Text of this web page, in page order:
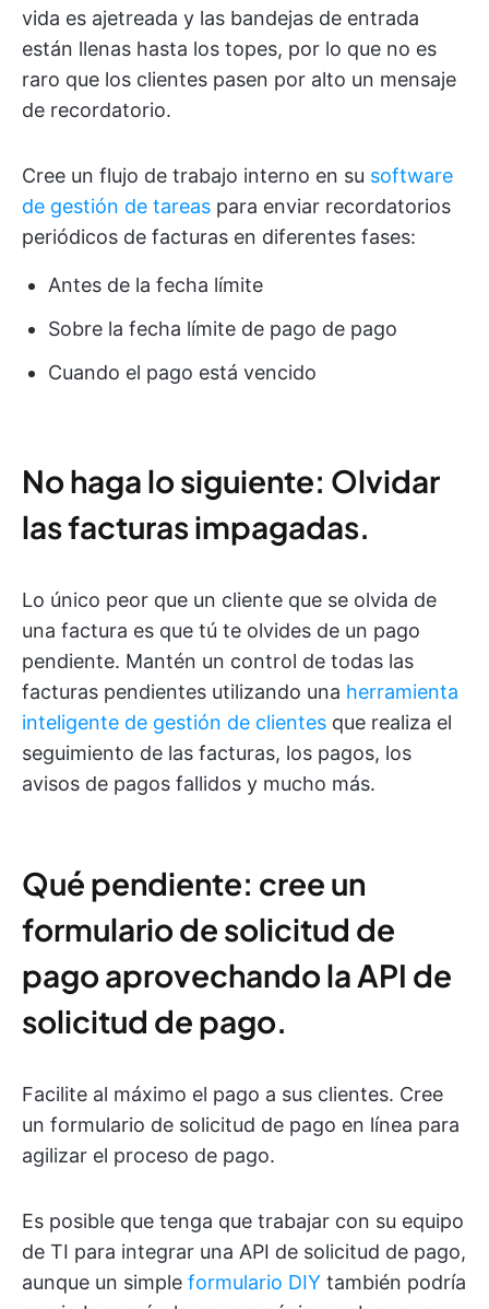
vida es ajetreada y las bandejas de entrada
están llenas hasta los topes, por lo que no es
raro que los clientes pasen por alto un mensaje
de recordatorio.
Cree un flujo de trabajo interno en su software
de gestión de tareas para enviar recordatorios
periódicos de facturas en diferentes fases:
Antes de la fecha límite
Sobre la fecha límite de pago de pago
Cuando el pago está vencido
No haga lo siguiente: Olvidar
las facturas impagadas.
Lo único peor que un cliente que se olvida de
una factura es que tú te olvides de un pago
pendiente. Mantén un control de todas las
facturas pendientes utilizando una herramienta
inteligente de gestión de clientes que realiza el
seguimiento de las facturas, los pagos, los
avisos de pagos fallidos y mucho más.
Qué pendiente: cree un
formulario de solicitud de
pago aprovechando la API de
solicitud de pago.
Facilite al máximo el pago a sus clientes. Cree
un formulario de solicitud de pago en línea para
agilizar el proceso de pago.
Es posible que tenga que trabajar con su equipo
de TI para integrar una API de solicitud de pago,
aunque un simple formulario DIY también podría